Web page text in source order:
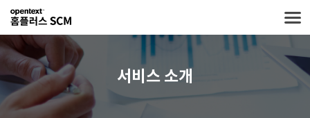
서비스 소개